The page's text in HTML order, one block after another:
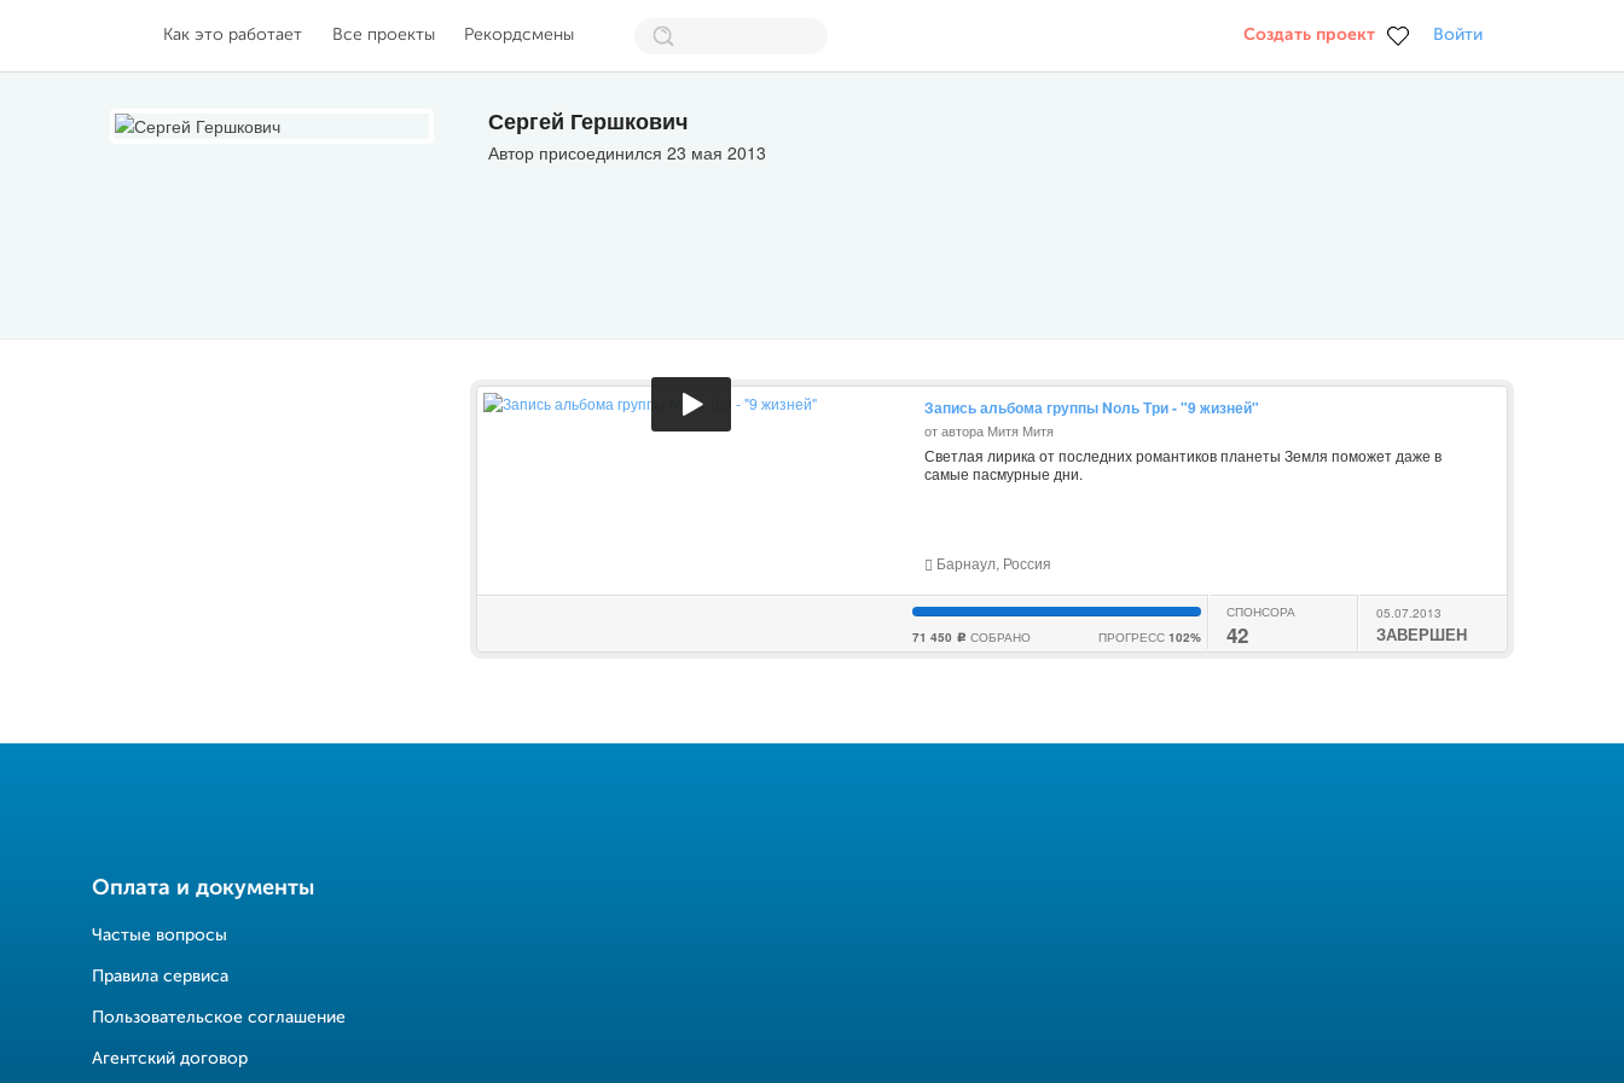
Как это работает Все проекты Рекордсмены Создать проект Войти
Сергей Гершкович
Автор присоединился 23 мая 2013
Запись альбома группы Nоль Три - "9 жизней"
от автора Митя Митя
Светлая лирика от последних романтиков планеты Земля поможет даже в
самые пасмурные дни.
Барнаул, Россия
71 450 c СОБРАНО ПРОГРЕСС 102%
СПОНСОРА
42
05.07.2013
ЗАВЕРШЕН
Оплата и документы
Частые вопросы
Правила сервиса
Пользовательское соглашение
Агентский договор